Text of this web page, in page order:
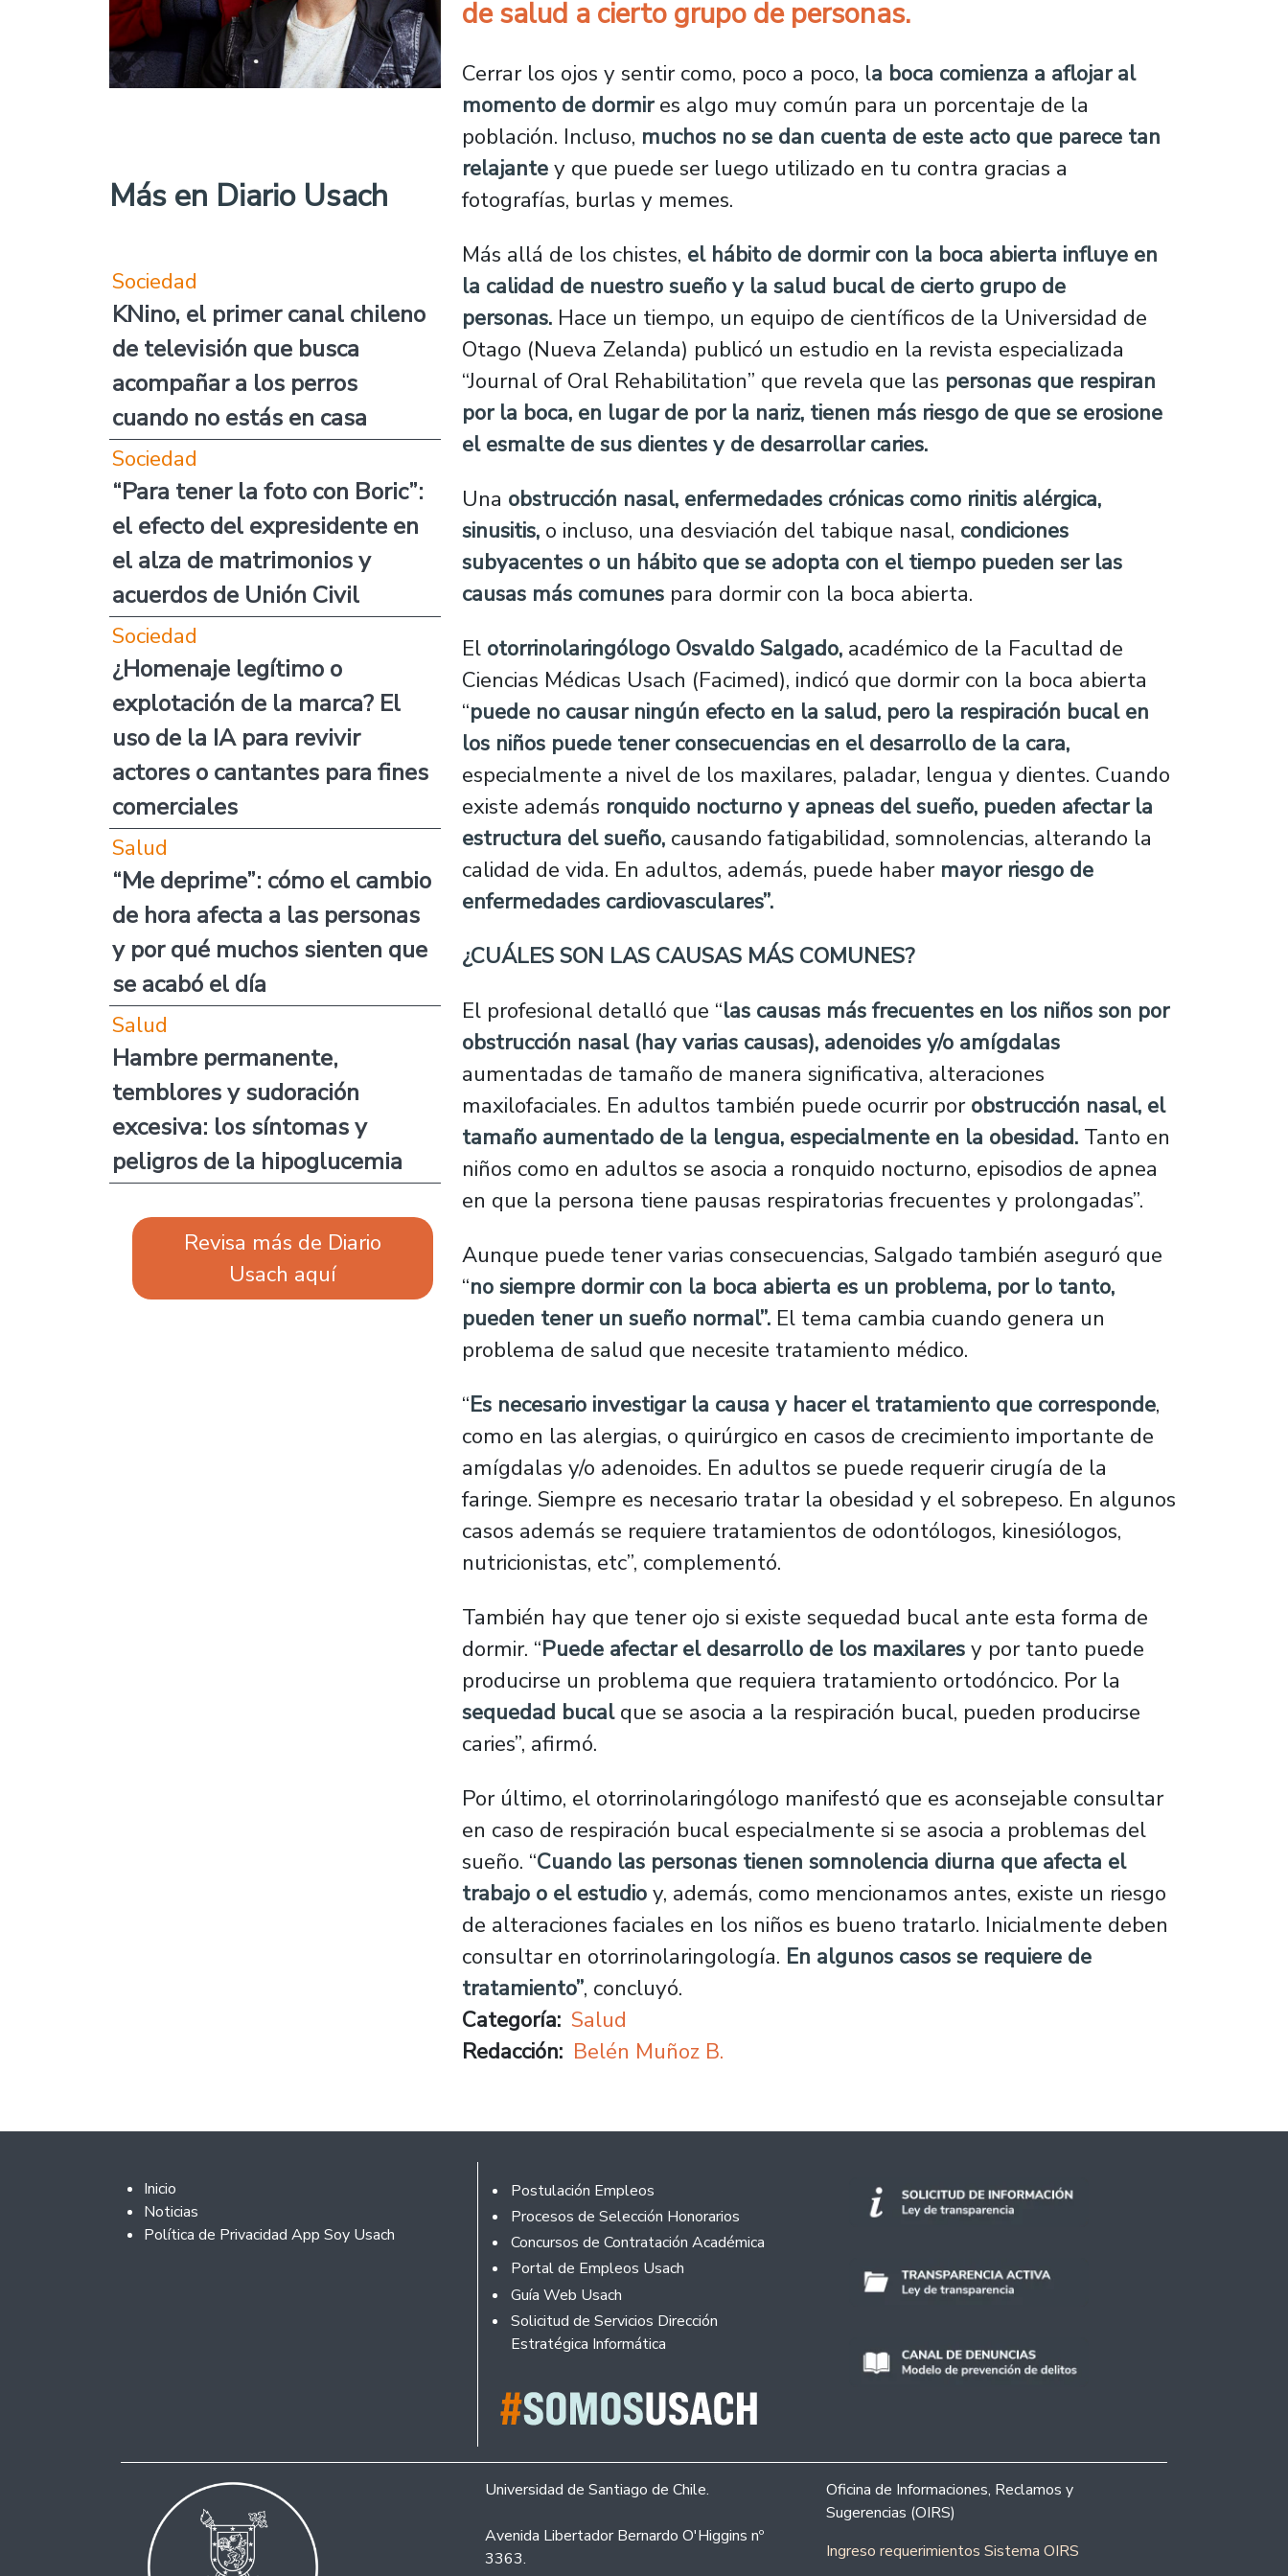
Más en Diario Usach
Sociedad
KNino, el primer canal chileno
de televisión que busca
acompañar a los perros
cuando no estás en casa
Sociedad
“Para tener la foto con Boric”:
el efecto del expresidente en
el alza de matrimonios y
acuerdos de Unión Civil
Sociedad
¿Homenaje legítimo o
explotación de la marca? El
uso de la IA para revivir
actores o cantantes para fines
comerciales
Salud
“Me deprime”: cómo el cambio
de hora afecta a las personas
y por qué muchos sienten que
se acabó el día
Salud
Hambre permanente,
temblores y sudoración
excesiva: los síntomas y
peligros de la hipoglucemia
Revisa más de Diario
Usach aquí
de salud a cierto grupo de personas.
Cerrar los ojos y sentir como, poco a poco, la boca comienza a aflojar al
momento de dormires algo muy común para un porcentaje de la
población. Incluso, muchos no se dan cuenta de este acto que parece tan
relajantey que puede ser luego utilizado en tu contra gracias a
fotografías, burlas y memes.
Más allá de los chistes, el hábito de dormir con la boca abierta influye en
la calidad de nuestro sueño y la salud bucal de cierto grupo de
personas. Hace un tiempo, un equipo de científicos de la Universidad de
Otago (Nueva Zelanda) publicó un estudio en la revista especializada
“Journal of Oral Rehabilitation” que revela que las personas que respiran
por la boca, en lugar de por la nariz, tienen más riesgo de que se erosione
el esmalte de sus dientes y de desarrollar caries.
Una obstrucción nasal, enfermedades crónicas como rinitis alérgica,
sinusitis, o incluso, una desviación del tabique nasal, condiciones
subyacentes o un hábito que se adopta con el tiempo pueden ser las
causas más comunes para dormir con la boca abierta.
El otorrinolaringólogo Osvaldo Salgado, académico de la Facultad de
Ciencias Médicas Usach (Facimed), indicó que dormir con la boca abierta
“puede no causar ningún efecto en la salud, pero la respiración bucal en
los niños puede tener consecuencias en el desarrollo de la cara,
especialmente a nivel de los maxilares, paladar, lengua y dientes. Cuando
existe además ronquido nocturno y apneas del sueño, pueden afectar la
estructura del sueño, causando fatigabilidad, somnolencias, alterando la
calidad de vida. En adultos, además, puede haber mayor riesgo de
enfermedades cardiovasculares”.
¿CUÁLES SON LAS CAUSAS MÁS COMUNES?
El profesional detalló que “las causas más frecuentes en los niños son por
obstrucción nasal (hay varias causas), adenoides y/o amígdalas
aumentadas de tamaño de manera significativa, alteraciones
maxilofaciales. En adultos también puede ocurrir porobstrucción nasal, el
tamaño aumentado de la lengua, especialmente en la obesidad. Tanto en
niños como en adultos se asocia a ronquido nocturno, episodios de apnea
en que la persona tiene pausas respiratorias frecuentes y prolongadas”.
Aunque puede tener varias consecuencias, Salgado también aseguró que
“no siempre dormir con la boca abierta es un problema, por lo tanto,
pueden tener un sueño normal”. El tema cambia cuando genera un
problema de salud que necesite tratamiento médico.
“Es necesario investigar la causa y hacer el tratamiento que corresponde,
como en las alergias, o quirúrgico en casos de crecimiento importante de
amígdalas y/o adenoides. En adultos se puede requerir cirugía de la
faringe. Siempre es necesario tratar la obesidad y el sobrepeso. En algunos
casos además se requiere tratamientos de odontólogos, kinesiólogos,
nutricionistas, etc”, complementó.
También hay que tener ojo si existe sequedad bucal ante esta forma de
dormir. “Puede afectar el desarrollo de los maxilaresy por tanto puede
producirse un problema que requiera tratamiento ortodóncico. Por la
sequedad bucalque se asocia a la respiración bucal, pueden producirse
caries”, afirmó.
Por último, el otorrinolaringólogo manifestó que es aconsejable consultar
en caso de respiración bucal especialmente si se asocia a problemas del
sueño. “Cuando las personas tienen somnolencia diurna que afecta el
trabajo o el estudioy, además, como mencionamos antes, existe un riesgo
de alteraciones faciales en los niños es bueno tratarlo. Inicialmente deben
consultar en otorrinolaringología. En algunos casos se requiere de
tratamiento”, concluyó.
Categoría Salud
Redacción Belén Muñoz B.
Footer 2
Inicio
Noticias
Política de Privacidad App Soy Usach
Footer
Postulación Empleos
Procesos de Selección Honorarios
Concursos de Contratación Académica
Portal de Empleos Usach
Guía Web Usach
Solicitud de Servicios Dirección
Estratégica Informática
Universidad de Santiago de Chile.
Avenida Libertador Bernardo O'Higgins nº
3363.
Oficina de Informaciones, Reclamos y
Sugerencias (OIRS)
Ingreso requerimientos Sistema OIRS